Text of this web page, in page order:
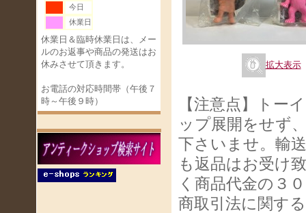
今日
休業日
休業日＆臨時休業日は、メー
ルのお返事や商品の発送はお
休みさせて頂きます。
お電話の対応時間帯（午後７
時～午後９時）
拡大表示
【注意点】トー
ップ展開をせず
下さいませ。輸
も返品はお受け
く商品代金の３
商取引法に関す